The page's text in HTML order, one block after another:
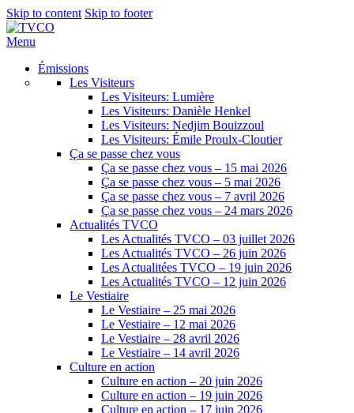
Skip to content Skip to footer
Menu
Émissions
Les Visiteurs
Les Visiteurs: Lumière
Les Visiteurs: Danièle Henkel
Les Visiteurs: Nedjim Bouizzoul
Les Visiteurs: Émile Proulx-Cloutier
Ça se passe chez vous
Ça se passe chez vous – 15 mai 2026
Ça se passe chez vous – 5 mai 2026
Ça se passe chez vous – 7 avril 2026
Ça se passe chez vous – 24 mars 2026
Actualités TVCO
Les Actualités TVCO – 03 juillet 2026
Les Actualités TVCO – 26 juin 2026
Les Actualitées TVCO – 19 juin 2026
Les Actualités TVCO – 12 juin 2026
Le Vestiaire
Le Vestiaire – 25 mai 2026
Le Vestiaire – 12 mai 2026
Le Vestiaire – 28 avril 2026
Le Vestiaire – 14 avril 2026
Culture en action
Culture en action – 20 juin 2026
Culture en action – 19 juin 2026
Culture en action – 17 juin 2026